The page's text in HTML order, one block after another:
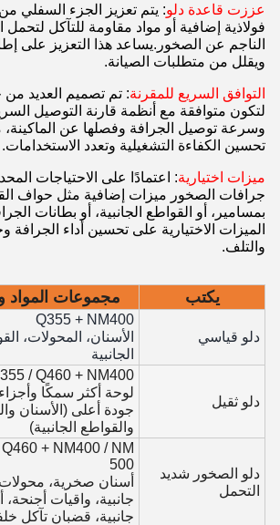
عززت قاعدة دلو: يتم تعزيز الجزء السفلي
فولاذية إضافية أو مواد مقاومة للتآكل لتحمل
الناجم عن الصخور.يساعد هذا التعزيز على
ويقلل من متطلبات الصيانة.
التوافق السريع للمقرنة: تم تصميم العديد
لتكون متوافقة مع أنظمة قارنة التوصيل
وسرعة توصيل الجرافة وفصلها عن الماكينة،
تحسين الكفاءة التشغيلية وتعدد الاستخدامات.
ميزات اختيارية: اعتمادًا على الاحتياجات
جرافات الصخور ميزات إضافية مثل حواف
بمسامير، أو القواطع الجانبية، أو بطانات
الميزات الاختيارية على تحسين أداء الجرافة
والتلف.
يكتب مجموعات المواد
دلو قياسي
Q355 + NM400
الأسنان، المحولات،
الجانبية
دلو ثقيل
/ Q460 + NM400
لوحة أكثر سمكًا
جودة أعلى (الأسنان
والقواطع الجانبية)
دلو الصخور شديد
التحمل
+ NM400 / NM
500
أسنان صخرية،
جانبية، واقيات أجنحة،
جانبية، قضبان تآكل